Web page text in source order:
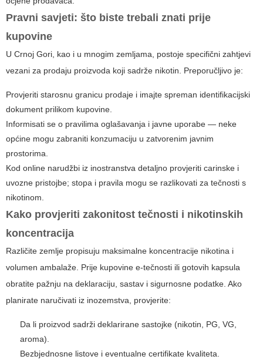
Pravni savjeti: što biste trebali znati prije
kupovine
U Crnoj Gori, kao i u mnogim zemljama, postoje specifični zahtjevi
vezani za prodaju proizvoda koji sadrže nikotin. Preporučljivo je:
Provjeriti starosnu granicu prodaje i imajte spreman identifikacijski
dokument prilikom kupovine.
Informisati se o pravilima oglašavanja i javne uporabe — neke
općine mogu zabraniti konzumaciju u zatvorenim javnim
prostorima.
Kod online narudžbi iz inostranstva detaljno provjeriti carinske i
uvozne pristojbe; stopa i pravila mogu se razlikovati za tečnosti s
nikotinom.
Kako provjeriti zakonitost tečnosti i nikotinskih
koncentracija
Različite zemlje propisuju maksimalne koncentracije nikotina i
volumen ambalaže. Prije kupovine e-tečnosti ili gotovih kapsula
obratite pažnju na deklaraciju, sastav i sigurnosne podatke. Ako
planirate naručivati iz inozemstva, provjerite:
Da li proizvod sadrži deklarirane sastojke (nikotin, PG, VG,
aroma).
Bezbjednosne listove i eventualne certifikate kvaliteta.